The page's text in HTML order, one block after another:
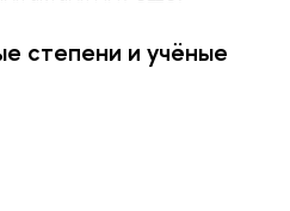
степени и учёные